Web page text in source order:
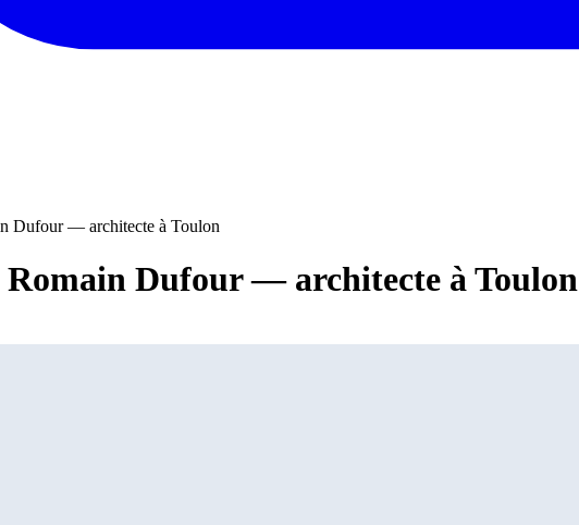
Dufour — architecte à Toulon
Dufour — architecte à Toulon